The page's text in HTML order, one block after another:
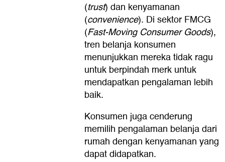
(trust) dan kenyamanan
(convenience). Di sektor FMCG
(Fast-Moving Consumer Goods),
tren belanja konsumen
menunjukkan mereka tidak ragu
untuk berpindah merk untuk
mendapatkan pengalaman lebih
baik.
Konsumen juga cenderung
memilih pengalaman belanja dari
rumah dengan kenyamanan yang
dapat didapatkan.